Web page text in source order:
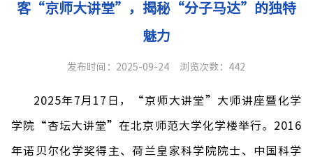
客“京师大讲堂”，揭秘“分子马达”的独特
魅力
发布时间：2025-09-24 浏览次数： 442
2025年7 月 17 日， “京师大讲堂” 大师讲座暨化学
学院 “杏坛大讲堂”在北京师范大学化学楼举行。 2016
年诺贝尔化学奖得主、荷兰皇家科学院院士、中国科学